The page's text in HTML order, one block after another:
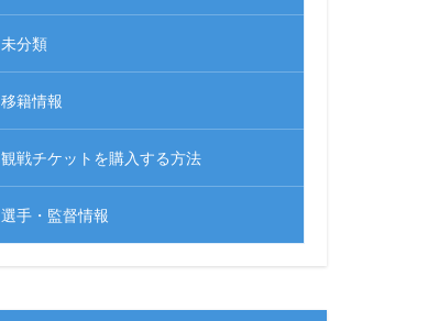
未分類
移籍情報
観戦チケットを購入する方法
選手・監督情報